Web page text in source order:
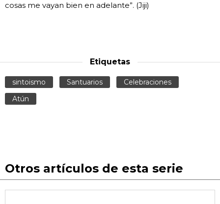
cosas me vayan bien en adelante”. (Jiji)
Etiquetas
sintoismo Santuarios
Celebraciones
Atún
Otros artículos de esta serie